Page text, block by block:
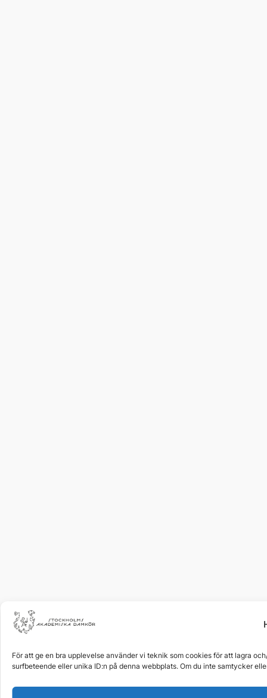
För att ge en bra upplevelse använder vi teknik som cookies för att lagra
surfbeteende eller unika ID:n på denna webbplats. Om du inte samtycker